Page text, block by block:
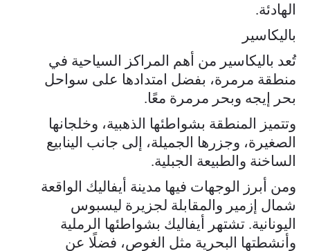
الهادئة.
باليكاسير
تُعد باليكاسير من أهم المراكز السياحية في
منطقة مرمرة، بفضل امتدادها على سواحل
بحر إيجه وبحر مرمرة معًا.
وتتميز المنطقة بشواطئها الذهبية، وخلجانها
الصغيرة، وجزرها الجميلة، إلى جانب الينابيع
الساخنة والطبيعة الجبلية.
ومن أبرز الوجهات فيها مدينة أيفاليك الواقعة
شمال إزمير والمقابلة لجزيرة ليسبوس
اليونانية. تشتهر أيفاليك بشواطئها الرملية
وأنشطتها البحرية مثل الغوص، فضلًا عن